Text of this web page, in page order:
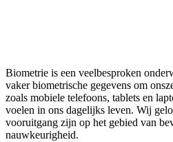
Biometrie is een veelbesproken
vaker biometrische gegevens om
zoals mobiele telefoons, tablets en
voelen in ons dagelijks leven. Wij
vooruitgang zijn op het gebied van
nauwkeurigheid.